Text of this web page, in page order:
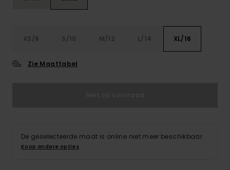
XS/8 S/10 M/12 L/14 XL/16
Zie Maattabel
De geselecteerde maat is online niet meer beschikbaar.
Koop andere opties